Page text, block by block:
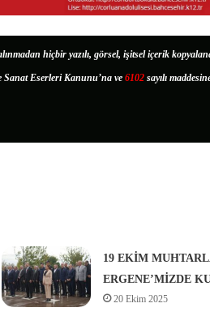
hiçbir yazılı, görsel, işitsel içerik
Sanat Eserleri Kanunu’na ve 6102 sayılı
19 EKİM
ERGENE’MİZDE
20 Ekim 2025